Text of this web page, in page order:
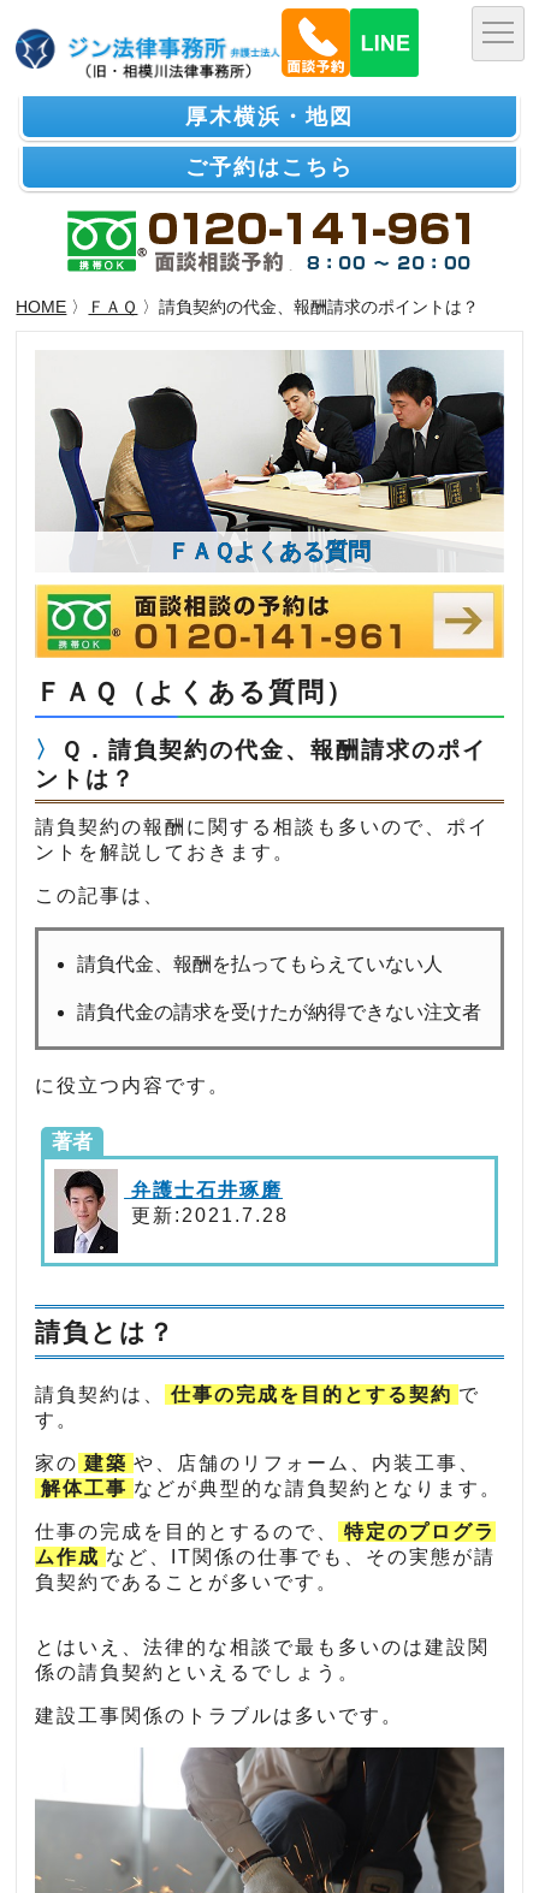
厚木横浜・地図
ご予約はこちら
HOME 〉 ＦＡＱ 〉請負契約の代金、報酬請求のポイントは？
ＦＡＱよくある質問
ＦＡＱ（よくある質問）
Ｑ．請負契約の代金、報酬請求のポイ
ントは？
請負契約の報酬に関する相談も多いので、ポイ
ントを解説しておきます。
この記事は、
請負代金、報酬を払ってもらえていない人
請負代金の請求を受けたが納得できない注文者
に役立つ内容です。
著者
弁護士石井琢磨
更新:2021.7.28
請負とは？
請負契約は、 仕事の完成を目的とする契約 で
す。
家の 建築 や、店舗のリフォーム、内装工事、
解体工事 などが典型的な請負契約となります。
仕事の完成を目的とするので、
特定のプログラ
ム作成 など、IT関係の仕事でも、その実態が請
負契約であることが多いです。
とはいえ、法律的な相談で最も多いのは建設関
係の請負契約といえるでしょう。
建設工事関係のトラブルは多いです。